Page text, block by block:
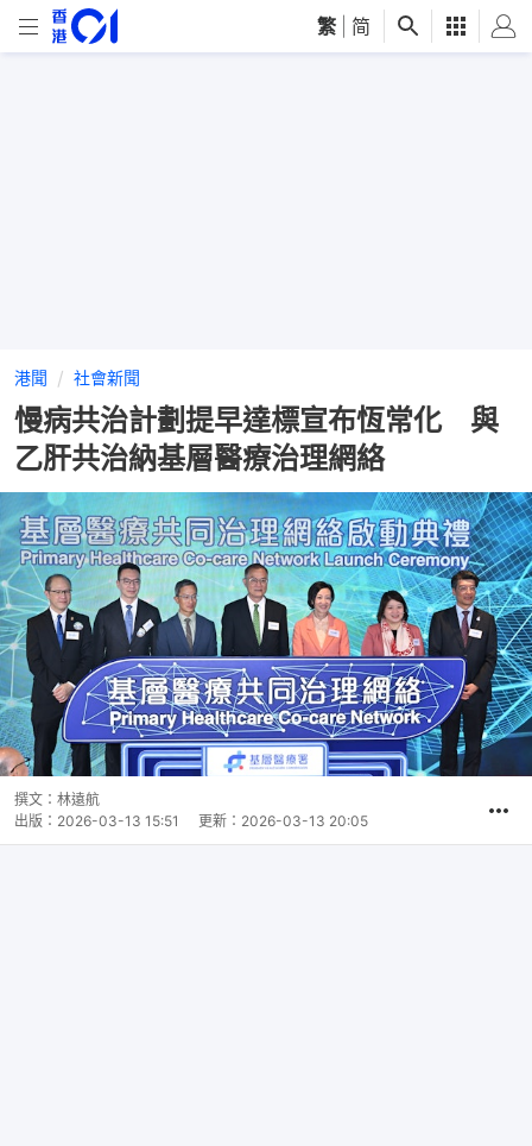
繁 简
港聞 社會新聞
慢病共治計劃提早達標宣布恆常化 與
乙肝共治納基層醫療治理網絡
撰文： 林遠航
出版： 2026-03-13 15:51 更新： 2026-03-13 20:05